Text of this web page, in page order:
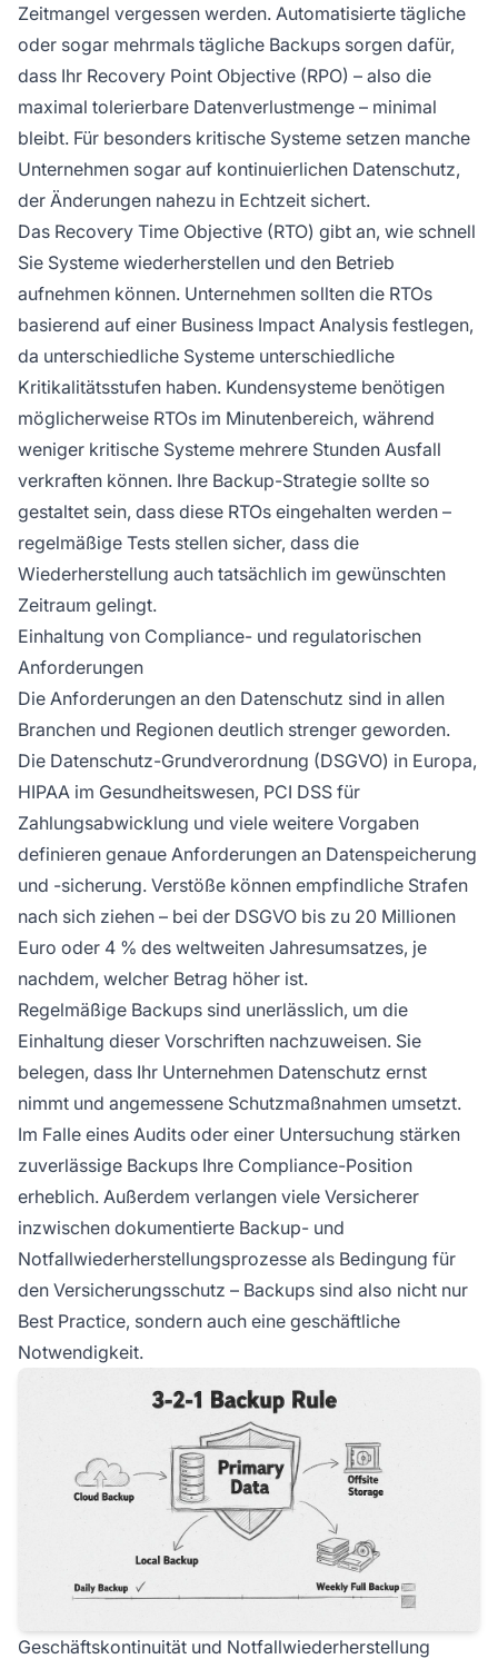
Zeitmangel vergessen werden. Automatisierte tägliche
oder sogar mehrmals tägliche Backups sorgen dafür,
dass Ihr Recovery Point Objective (RPO) – also die
maximal tolerierbare Datenverlustmenge – minimal
bleibt. Für besonders kritische Systeme setzen manche
Unternehmen sogar auf kontinuierlichen Datenschutz,
der Änderungen nahezu in Echtzeit sichert.
Das Recovery Time Objective (RTO) gibt an, wie schnell
Sie Systeme wiederherstellen und den Betrieb
aufnehmen können. Unternehmen sollten die RTOs
basierend auf einer Business Impact Analysis festlegen,
da unterschiedliche Systeme unterschiedliche
Kritikalitätsstufen haben. Kundensysteme benötigen
möglicherweise RTOs im Minutenbereich, während
weniger kritische Systeme mehrere Stunden Ausfall
verkraften können. Ihre Backup-Strategie sollte so
gestaltet sein, dass diese RTOs eingehalten werden –
regelmäßige Tests stellen sicher, dass die
Wiederherstellung auch tatsächlich im gewünschten
Zeitraum gelingt.
Einhaltung von Compliance- und regulatorischen
Anforderungen
Die Anforderungen an den Datenschutz sind in allen
Branchen und Regionen deutlich strenger geworden.
Die Datenschutz-Grundverordnung (DSGVO) in Europa,
HIPAA im Gesundheitswesen, PCI DSS für
Zahlungsabwicklung und viele weitere Vorgaben
definieren genaue Anforderungen an Datenspeicherung
und -sicherung. Verstöße können empfindliche Strafen
nach sich ziehen – bei der DSGVO bis zu 20 Millionen
Euro oder 4 % des weltweiten Jahresumsatzes, je
nachdem, welcher Betrag höher ist.
Regelmäßige Backups sind unerlässlich, um die
Einhaltung dieser Vorschriften nachzuweisen. Sie
belegen, dass Ihr Unternehmen Datenschutz ernst
nimmt und angemessene Schutzmaßnahmen umsetzt.
Im Falle eines Audits oder einer Untersuchung stärken
zuverlässige Backups Ihre Compliance-Position
erheblich. Außerdem verlangen viele Versicherer
inzwischen dokumentierte Backup- und
Notfallwiederherstellungsprozesse als Bedingung für
den Versicherungsschutz – Backups sind also nicht nur
Best Practice, sondern auch eine geschäftliche
Notwendigkeit.
Geschäftskontinuität und Notfallwiederherstellung